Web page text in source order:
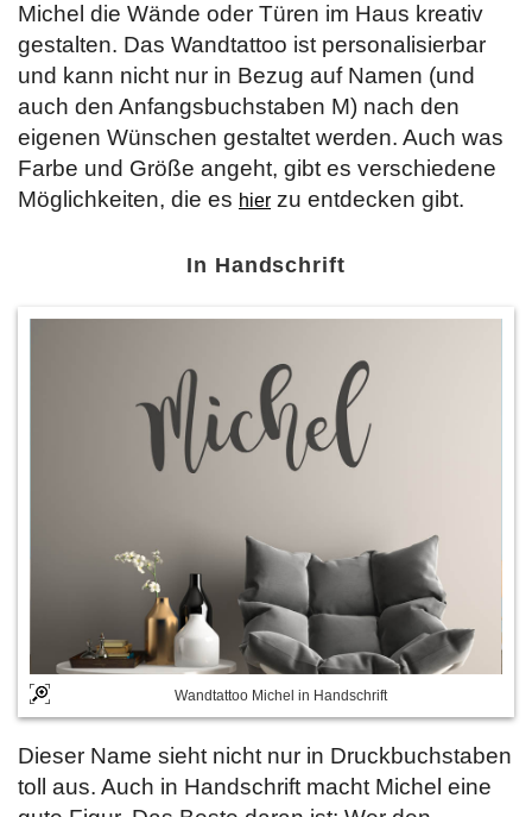
Michel die Wände oder Türen im Haus kreativ
gestalten. Das Wandtattoo ist personalisierbar
und kann nicht nur in Bezug auf Namen (und
auch den Anfangsbuchstaben M) nach den
eigenen Wünschen gestaltet werden. Auch was
Farbe und Größe angeht, gibt es verschiedene
Möglichkeiten, die es hier zu entdecken gibt.
In Handschrift
Wandtattoo Michel in Handschrift
Dieser Name sieht nicht nur in Druckbuchstaben
toll aus. Auch in Handschrift macht Michel eine